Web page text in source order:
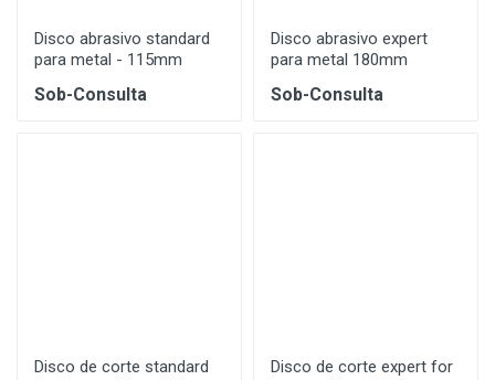
Disco abrasivo standard
para metal - 115mm
Sob-Consulta
Disco abrasivo expert
para metal 180mm
Sob-Consulta
Disco de corte standard
Disco de corte expert for